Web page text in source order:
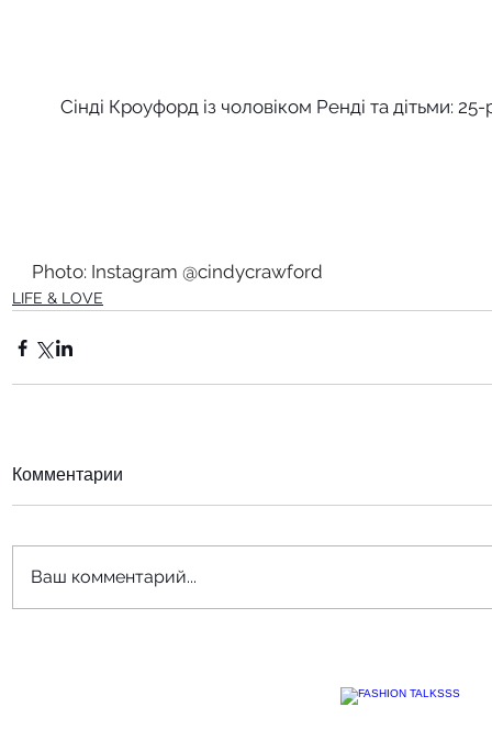
Сінді Кроуфорд із чоловіком Ренді та дітьми:
Photo: Instagram @cindycrawford
LIFE & LOVE
Комментарии
Ваш комментарий...